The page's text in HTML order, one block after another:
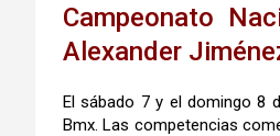
Campeonato
Alexander
El sábado 7 y el domingo 8
Bmx. Las competencias